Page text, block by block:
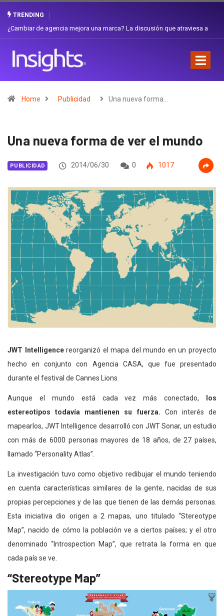
TRENDING
Gabriela Herrera y el arte de cambiarse el sombrero en Corporación
Home Publicidad Una nueva forma…
Una nueva forma de ver el mundo
PUBLICIDAD 2014/06/30 0 1017
JWT Intelligencereorganizó el mapa del mundo en un proyecto
hecho en conjunto con Agencia CASA, que fue presentado
durante el festival de Cannes Lions.
Aunque el mundo está cada vez más conectado, los
estereotipos todavía mantienen su fuerza. Con interés de
mapearlos, JWT Intelligence desarrolló con JWT Sonar, un estudio
con más de 6000 personas mayores de 18 años, de 27 países,
llamado “Personality Atlas”.
La investigación tuvo como objetivo redibujar el mundo teniendo
en cuenta características similares de la gente, nacidas de sus
propias percepciones y de las que tienen de las demás personas.
Esta iniciativa dio origen a 2 mapas, uno titulado “Stereotype
Map”, nacido de cómo la población ve a ciertos países; y el otro
denominado “Introspection Map”, que retrata la forma en que
cada país se ve.
“Stereotype Map”